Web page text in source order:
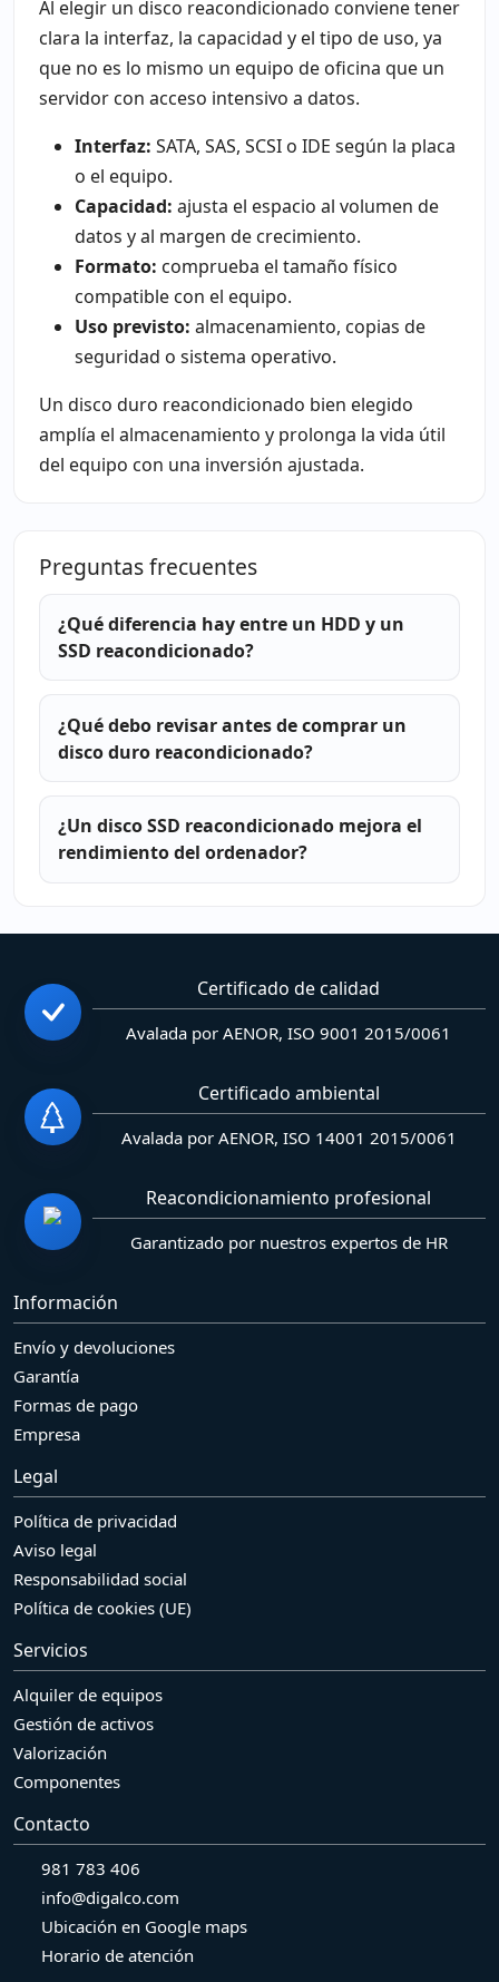
Al elegir un disco reacondicionado conviene tener
clara la interfaz, la capacidad y el tipo de uso, ya
que no es lo mismo un equipo de oficina que un
servidor con acceso intensivo a datos.
Interfaz: SATA, SAS, SCSI o IDE según la placa
o el equipo.
Capacidad: ajusta el espacio al volumen de
datos y al margen de crecimiento.
Formato: comprueba el tamaño físico
compatible con el equipo.
Uso previsto: almacenamiento, copias de
seguridad o sistema operativo.
Un disco duro reacondicionado bien elegido
amplía el almacenamiento y prolonga la vida útil
del equipo con una inversión ajustada.
Preguntas frecuentes
¿Qué diferencia hay entre un HDD y un
SSD reacondicionado?
¿Qué debo revisar antes de comprar un
disco duro reacondicionado?
¿Un disco SSD reacondicionado mejora el
rendimiento del ordenador?
Certificado de calidad
Avalada por AENOR, ISO 9001 2015/0061
Certificado ambiental
Avalada por AENOR, ISO 14001 2015/0061
Reacondicionamiento profesional
Garantizado por nuestros expertos de HR
Información
Envío y devoluciones
Garantía
Formas de pago
Empresa
Legal
Política de privacidad
Aviso legal
Responsabilidad social
Política de cookies (UE)
Servicios
Alquiler de equipos
Gestión de activos
Valorización
Componentes
Contacto
981 783 406
info@digalco.com
Ubicación en Google maps
Horario de atención